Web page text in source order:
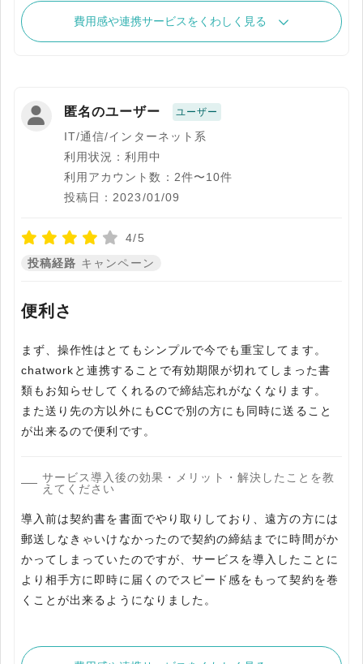
費用感や連携サービスをくわしく見る
匿名のユーザー ユーザー
IT/通信/インターネット系
利用状況：利用中
利用アカウント数：2件〜10件
投稿日：2023/01/09
4/5
投稿経路 キャンペーン
便利さ
まず、操作性はとてもシンプルで今でも重宝してます。
chatworkと連携することで有効期限が切れてしまった書
類もお知らせしてくれるので締結忘れがなくなります。
また送り先の方以外にもCCで別の方にも同時に送ること
サービス導入後の効果・メリット・解決したことを教
えてください
導入前は契約書を書面でやり取りしており、遠方の方には
郵送しなきゃいけなかったので契約の締結までに時間がか
かってしまっていたのですが、サービスを導入したことに
より相手方に即時に届くのでスピード感をもって契約を巻
くことが出来るようになりました。